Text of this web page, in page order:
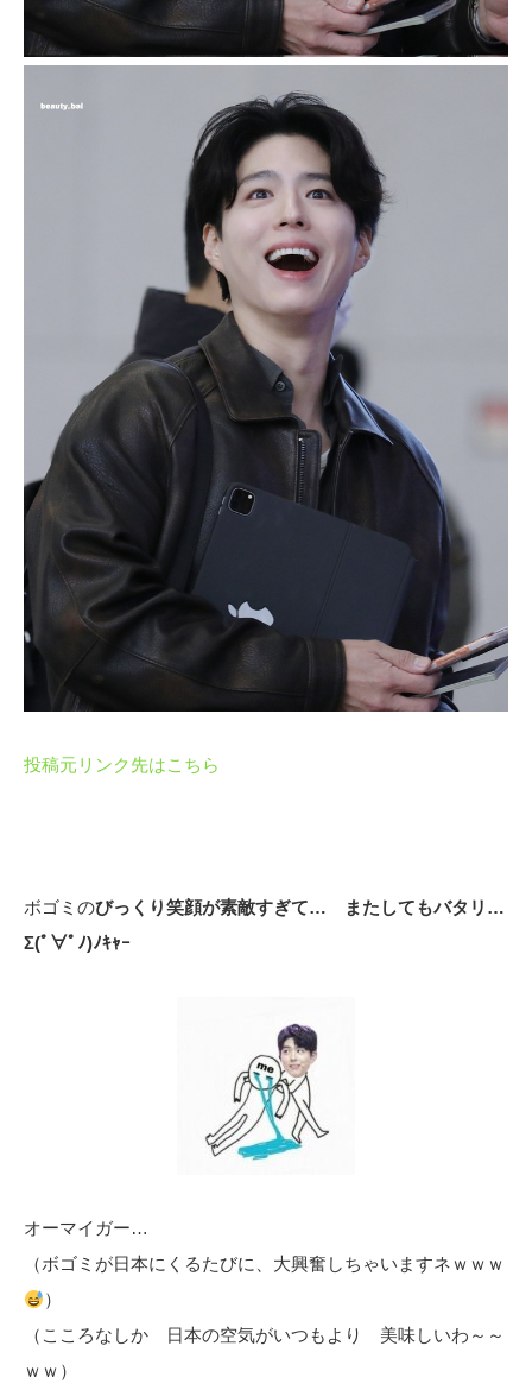
投稿元リンク先はこちら
ボゴミのびっくり笑顔が素敵すぎて… またしてもバタリ…
Σ(ﾟ∀ﾟﾉ)ﾉｷｬｰ
オーマイガー…
（ボゴミが日本にくるたびに、大興奮しちゃいますネｗｗｗ
）
（こころなしか 日本の空気がいつもより 美味しいわ～～
ｗｗ）